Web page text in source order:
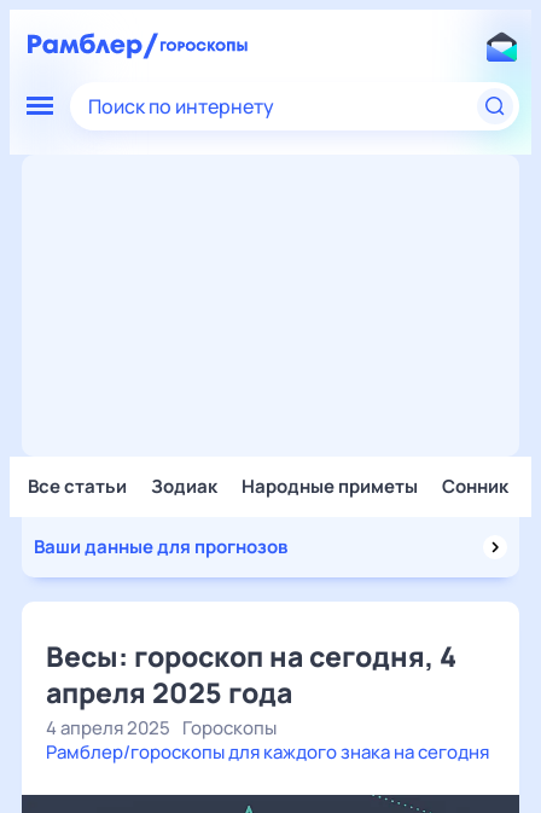
Поиск по интернету
Все статьи Зодиак Народные приметы Сонник
Ваши данные для прогнозов
Весы: гороскоп на сегодня, 4
апреля 2025 года
4 апреля 2025 Гороскопы
Рамблер/гороскопы для каждого знака на сегодня